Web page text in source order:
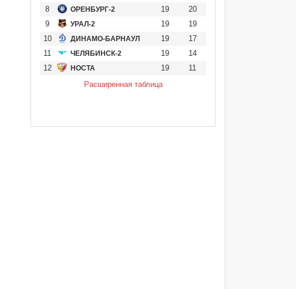
8
ОРЕНБУРГ-2 19
20
9
УРАЛ-2 19
19
10
ДИНАМО-БАРНАУЛ 19
17
11
ЧЕЛЯБИНСК-2 19
14
12
НОСТА 19
11
Расширенная таблица